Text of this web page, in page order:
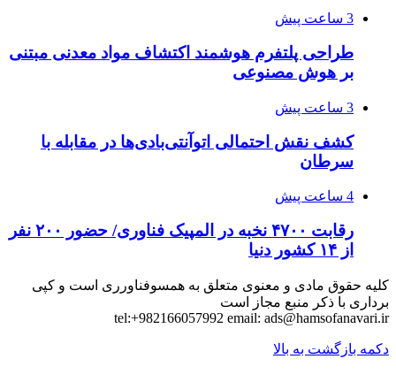
3 ساعت پیش
طراحی پلتفرم هوشمند اکتشاف مواد معدنی مبتنی
بر هوش مصنوعی
3 ساعت پیش
کشف نقش احتمالی اتوآنتی‌بادی‌ها در مقابله با
سرطان
4 ساعت پیش
رقابت ۴۷۰۰ نخبه در المپیک فناوری/ حضور ۲۰۰ نفر
از ۱۴ کشور دنیا
کلیه حقوق مادی و معنوی متعلق به همسوفناورری است و کپی
برداری با ذکر منبع مجاز است
tel:+982166057992 email: ads@hamsofanavari.ir
دکمه بازگشت به بالا